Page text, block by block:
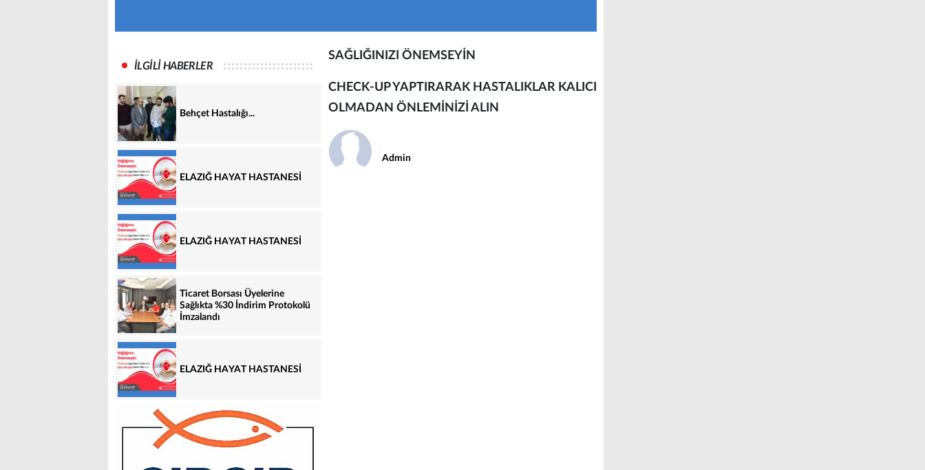
İLGİLİ HABERLER
Behçet Hastalığı...
ELAZIĞ HAYAT HASTANESİ
ELAZIĞ HAYAT HASTANESİ
Ticaret Borsası Üyelerine
Sağlıkta %30 İndirim Protokolü
İmzalandı
ELAZIĞ HAYAT HASTANESİ
SAĞLIĞINIZI ÖNEMSEYİN
CHECK-UP YAPTIRARAK HASTALIKLAR KALICI
OLMADAN ÖNLEMİNİZİ ALIN
Admin